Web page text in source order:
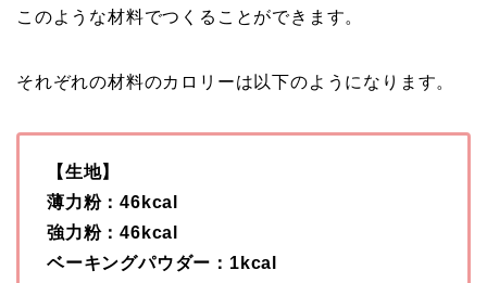
このような材料でつくることができます。
それぞれの材料のカロリーは以下のようになります。
【生地】
薄力粉：46kcal
強力粉：46kcal
ベーキングパウダー：1kcal